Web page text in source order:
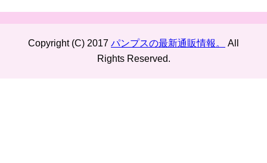
Copyright (C) 2017 パンプスの最新通販情報。
All
Rights Reserved.